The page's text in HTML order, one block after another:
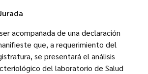
acompañada de una declaración
que, a requerimiento del
se presentará el análisis
del laboratorio de Salud